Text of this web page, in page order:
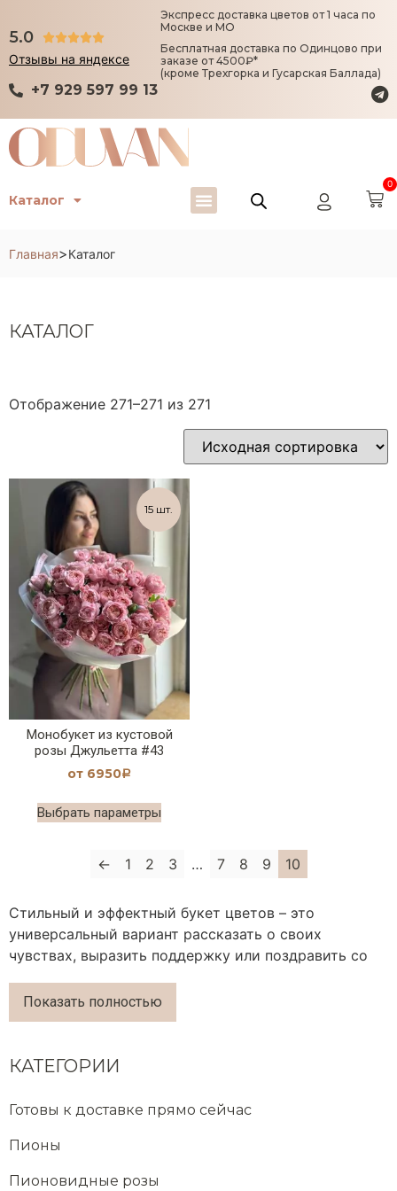
5.0 
Отзывы на яндексе
Экспресс доставка цветов от 1 часа по
Москве и МО
Бесплатная доставка по Одинцово при
заказе от 4500₽*
(кроме Трехгорка и Гусарская Баллада)
+7 929 597 99 13
Каталог
0
Главная>Каталог
КАТАЛОГ
Отображение 271–271 из 271
Монобукет из кустовой
розы Джульетта #43
15 шт.
от 6950Р
Выбрать параметры
← 1 2 3 … 7 8 9 10
Стильный и эффектный букет цветов – это
универсальный вариант рассказать о своих
чувствах, выразить поддержку или поздравить со
букет и доставить его адресату, не нужно тратить
много времени. Достаточно заказать букет с
осуществляет привоз цветочных композиций в
Московской области.
Что мы можем
предложить?
Показать полностью
КАТЕГОРИИ
Готовы к доставке прямо сейчас
Пионы
Пионовидные розы